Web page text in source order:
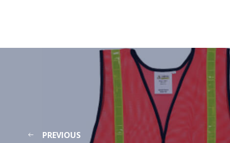
PREVIOUS